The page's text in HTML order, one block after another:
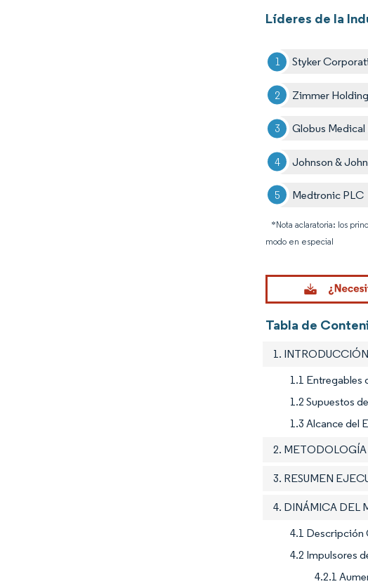
Líderes de la
Styker
Zimmer
Globus Medical
Johnson &
Medtronic PLC
*Nota aclaratoria: los
modo en especial
Tabla de
1. INTRODUCCIÓN
1.1 Entregables
1.2 Supuestos
1.3 Alcance del
2.
3. RESUMEN
4. DINÁMICA DEL
4.1 Descripción
4.2 Impulsores
4.2.1